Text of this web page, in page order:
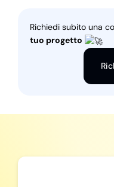
Richiedi subito una
tuo progetto